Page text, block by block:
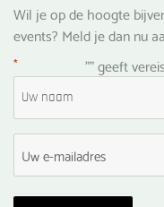
Wil je op de hoogte
events? Meld je dan nu
"
* " geeft